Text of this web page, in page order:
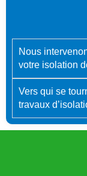
Nous
votre isolation
Vers qui se
travaux